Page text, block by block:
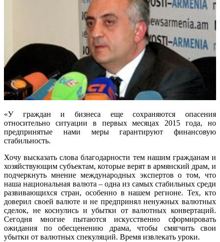
«У граждан и бизнеса еще сохраняются опасения
относительно ситуации в первых месяцах 2015 года, но
предпринятые нами меры гарантируют финансовую
стабильность.
Хочу высказать слова благодарности тем нашим гражданам и
хозяйствующим субъектам, которые верят в армянский драм, и
подчеркнуть мнение международных экспертов о том, что
наша национальная валюта – одна из самых стабильных среди
развивающихся стран, особенно в нашем регионе. Тех, кто
доверил своей валюте и не предпринял ненужных валютных
сделок, не коснулись и убытки от валютных конвертаций.
Сегодня многие пытаются искусственно сформировать
ожидания по обесценению драма, чтобы смягчить свои
убытки от валютных спекуляций. Время извлекать уроки.